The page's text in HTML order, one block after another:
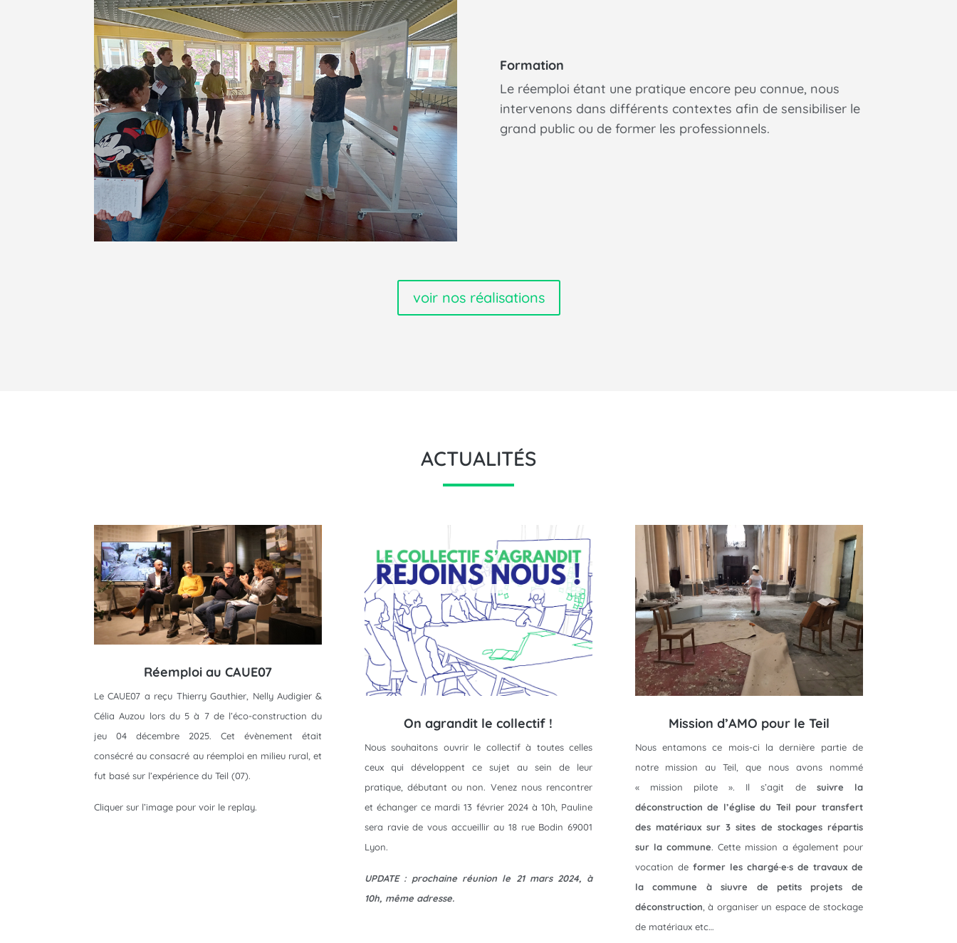
Formation
Le réemploi étant une pratique encore peu connue, nous
intervenons dans différents contextes afin de sensibiliser le
grand public ou de former les professionnels.
voir nos réalisations
ACTUALITÉS
Réemploi au CAUE07
Le CAUE07 a reçu Thierry Gauthier, Nelly Audigier &
Célia Auzou lors du 5 à 7 de l’éco-construction du
jeu 04 décembre 2025. Cet évènement était
consécré au consacré au réemploi en milieu rural, et
fut basé sur l’expérience du Teil (07).
Cliquer sur l’image pour voir le replay.
On agrandit le collectif !
Nous souhaitons ouvrir le collectif à toutes celles
ceux qui développent ce sujet au sein de leur
pratique, débutant ou non. Venez nous rencontrer
et échanger ce mardi 13 février 2024 à 10h, Pauline
sera ravie de vous accueillir au 18 rue Bodin 69001
Lyon.
UPDATE : prochaine réunion le 21 mars 2024, à
10h, même adresse.
Mission d’AMO pour le Teil
Nous entamons ce mois-ci la dernière partie de
notre mission au Teil, que nous avons nommé
« mission pilote ». Il s’agit de suivre la
déconstruction de l’église du Teil pour transfert
des matériaux sur 3 sites de stockages répartis
sur la commune. Cette mission a également pour
vocation de former les chargé·e·s de travaux de
la commune à siuvre de petits projets de
déconstruction , à organiser un espace de stockage
de matériaux etc…